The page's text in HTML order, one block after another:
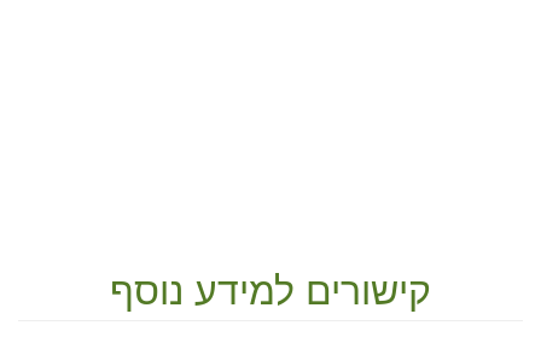
קישורים למידע נוסף